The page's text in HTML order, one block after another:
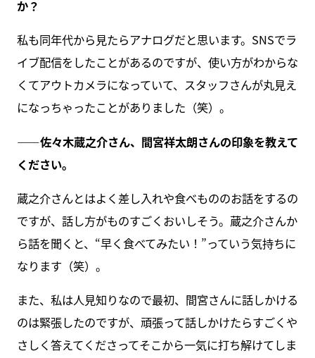
か？
私も同年代から見たらアナログだと思います。SNSでラ
イブ配信をしたことがあるのですが、使い方がわからな
くてアウトカメラになっていて、スタッフさんが丸見え
になっちゃったことがありました（笑）。
――佐々木蔵之介さん、間宮祥太朗さんの印象を教えて
ください。
蔵之介さんとはよく差し入れや食べもののお話をするの
ですが、話し方がものすごくおいしそう。蔵之介さんか
ら話を聞くと、“早く食べてみたい！”っていう気持ちに
なります（笑）。
また、私は人見知りなので最初、間宮さんに話しかける
のは緊張したのですが、頑張って話しかけたらすごくや
さしく答えてくださってそこから一気に打ち解けてしま